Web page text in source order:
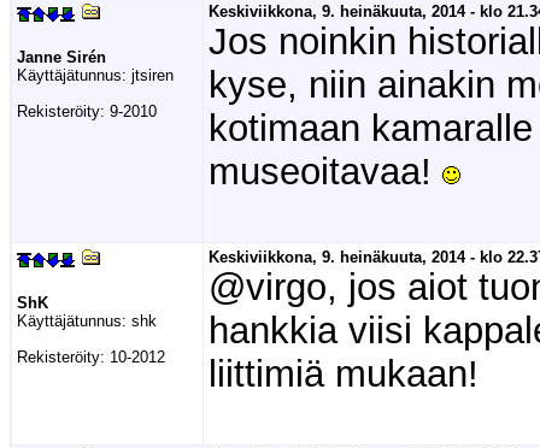
Janne Sirén
Käyttäjätunnus: jtsiren
Rekisteröity: 9-2010
Keskiviikkona, 9. heinäkuuta, 2014 - klo
Jos noinkin
kyse, niin ainakin
kotimaan
museoitavaa!
ShK
Käyttäjätunnus: shk
Rekisteröity: 10-2012
Keskiviikkona, 9. heinäkuuta, 2014 - klo
@virgo, jos aiot
hankkia viisi
liittimiä mukaan!